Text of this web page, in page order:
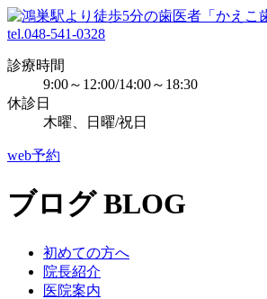
tel.048-541-0328
診療時間
9:00～12:00/14:00～18:30
休診日
木曜、日曜/祝日
web予約
ブログ BLOG
初めての方へ
院長紹介
医院案内